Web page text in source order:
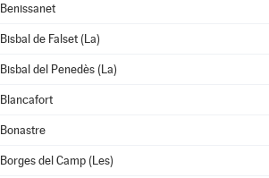
Benissanet
Bisbal de Falset (La)
Bisbal del Penedès (La)
Blancafort
Bonastre
Borges del Camp (Les)